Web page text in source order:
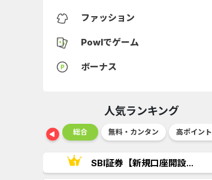
ファッション
Powlでゲーム
ボーナス
人気ランキング
ショッピング 総合 無料・カンタン 高ポイント
SBI証券【新規口座開設...